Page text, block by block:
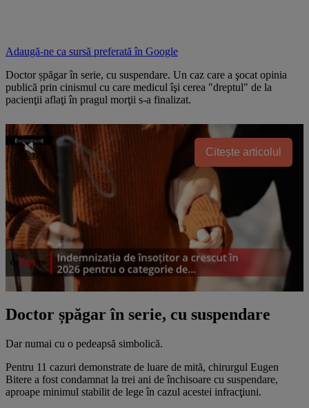
Adaugă-ne ca sursă preferată în Google
Doctor șpăgar în serie, cu suspendare. Un caz care a şocat opinia
publică prin cinismul cu care medicul îşi cerea "dreptul" de la
pacienţii aflaţi în pragul morţii s-a finalizat.
Citește articolul
Doctor șpăgar în serie, cu suspendare
Dar numai cu o pedeapsă simbolică.
Pentru 11 cazuri demonstrate de luare de mită, chirurgul Eugen
Bitere a fost condamnat la trei ani de închisoare cu suspendare,
aproape minimul stabilit de lege în cazul acestei infracţiuni.